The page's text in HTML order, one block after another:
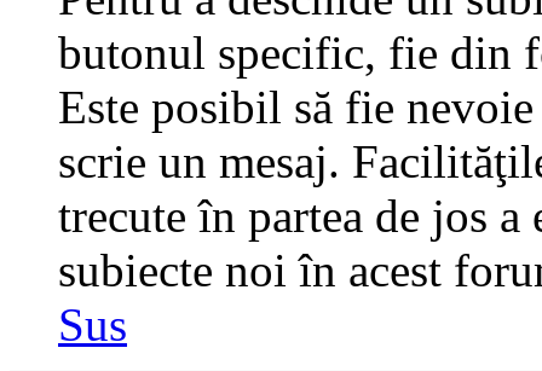
butonul specific, fie din
Este posibil să fie
scrie un mesaj.
trecute în partea de jos
subiecte noi în acest
Sus